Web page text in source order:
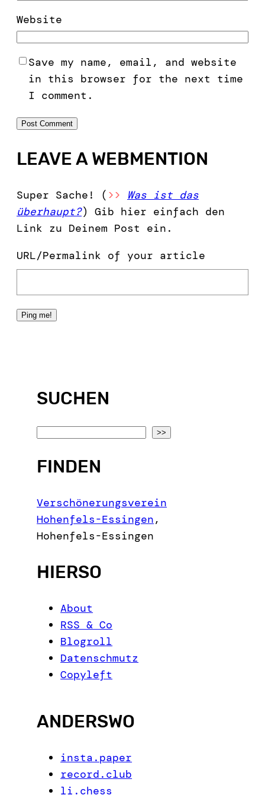
Website
Save my name, email, and website
in this browser for the next time
I comment.
LEAVE A WEBMENTION
Super Sache! ( >>
Was ist das
überhaupt?) Gib hier einfach den
Link zu Deinem Post ein.
URL/Permalink of your article
SUCHEN
a
c
h
>>
FINDEN
Verschönerungsverein
Hohenfels-Essingen,
Hohenfels-Essingen
HIERSO
About
RSS & Co
Blogroll
Datenschmutz
Copyleft
ANDERSWO
insta.paper
record.club
li.chess